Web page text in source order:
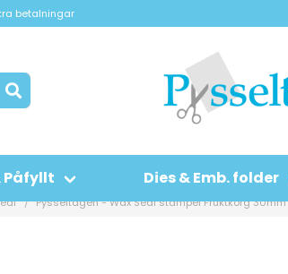
betalningar
Påfyllt Dies & Emb. folder
Pysseltagen - Wax Seal stämpel Fruktkorg 30mm